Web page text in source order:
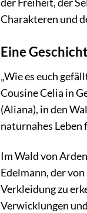
der Freiheit, der
Charakteren und
Eine
„Wie es euch
Cousine Celia in
(Aliana), in den
naturnahes Leben
Im Wald von
Edelmann, der
Verkleidung zu
Verwicklungen